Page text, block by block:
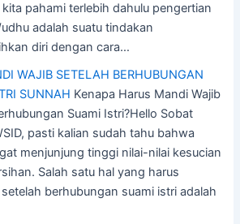
kita pahami terlebih dahulu pengertian
adalah suatu tindakan
diri dengan cara…
WAJIB SETELAH BERHUBUNGAN
SUNNAH Kenapa Harus Mandi Wajib
Suami Istri?Hello Sobat
pasti kalian sudah tahu bahwa
menjunjung tinggi nilai-nilai kesucian
Salah satu hal yang harus
berhubungan suami istri adalah